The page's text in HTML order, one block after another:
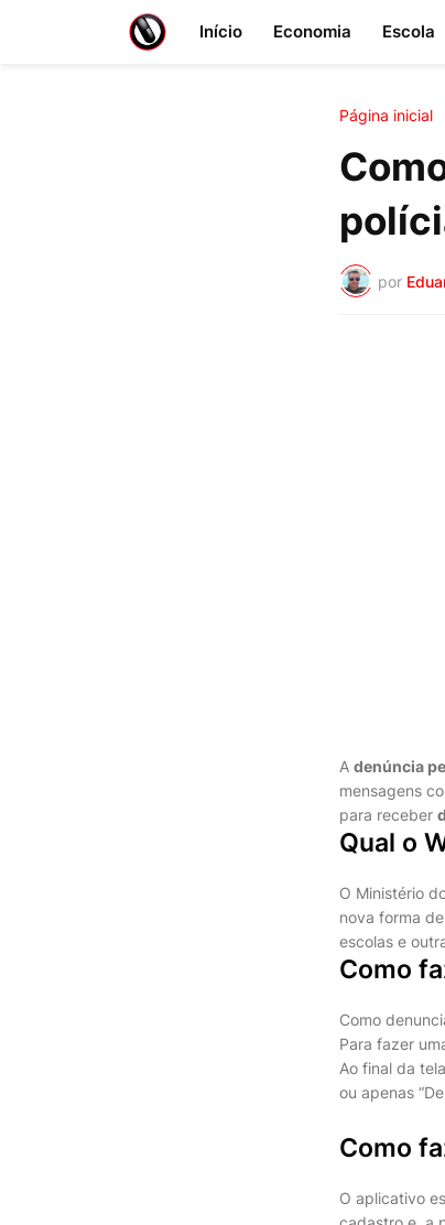
Início Economia Escola
Página inicial
por
A denúncia
mensagens
para receber
Qual o
O Ministério
nova forma
escolas e
Como
Como
Para fazer
Ao final da
ou apenas
Como
O aplicativo